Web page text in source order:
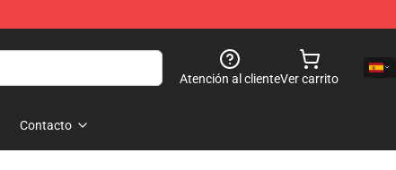
Atención al clienteVer carrito
Contacto